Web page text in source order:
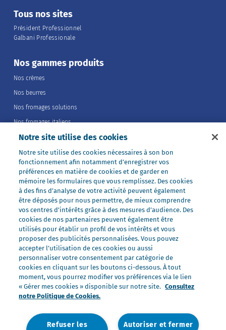
Tous nos sites
Président Professionnel
Galbani Professionale
Nos gammes produits
Nos crèmes
Nos beurres
Nos fromages solutions
Nos fromages italiens
Nos fromages portions
Nos fromages entiers
Nos préparations
Nos ultra-frais
Nos laits
Nos marques
Président Professionnel
Galbani Professionale
Lactel Professionnel
Société Professionnel
Salakis Professionnel
Nous rejoindre
Rejoindre le Groupe Lactalis
Les métiers du Foodservice
Notre site utilise des cookies
Notre site utilise des cookies nécessaires à son bon
fonctionnement afin notamment d’enregistrer vos
préférences en matière de cookies et de garder en
mémoire les formulaires que vous remplissez. Des cookies
à des fins d’analyse de votre activité peuvent également
être déposés pour nous permettre, de mieux comprendre
vos centres d'intérêts grâce à des mesures d’audience. Des
cookies de nos partenaires peuvent également être
utilisés pour établir un profil de vos intérêts et vous
proposer des publicités personnalisées. Vous pouvez
accepter l’utilisation de ces cookies ou aussi
personnaliser votre consentement par catégorie de
cookies en cliquant sur les boutons ci-dessous. À tout
moment, vous pourrez modifier vos préférences via le lien
« Gérer mes cookies » disponible sur notre site. Consultez
notre Politique de Cookies.
Autoriser et fermer
Refuser les